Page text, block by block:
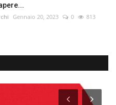
Gennaio 20, 2023 0 813